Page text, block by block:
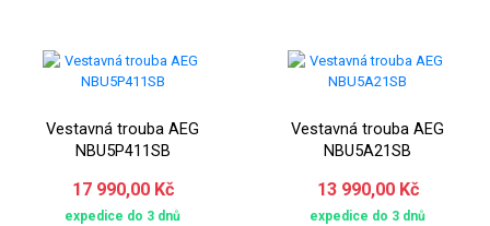
Vestavná trouba AEG
NBU5P411SB
17 990,00 Kč
expedice do 3 dnů
Vestavná trouba AEG
NBU5A21SB
13 990,00 Kč
expedice do 3 dnů